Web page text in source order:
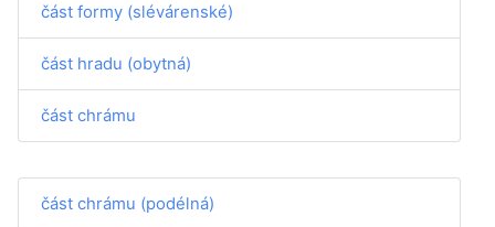
část formy (slévárenské)
část hradu (obytná)
část chrámu
část chrámu (podélná)